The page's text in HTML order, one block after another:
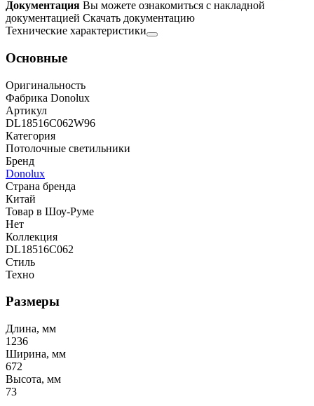
Документация Вы можете ознакомиться с накладной
документацией Скачать документацию
Технические характеристики
Основные
Оригинальность
Фабрика Donolux
Артикул
DL18516C062W96
Категория
Потолочные светильники
Бренд
Donolux
Страна бренда
Китай
Товар в Шоу-Руме
Нет
Коллекция
DL18516C062
Стиль
Техно
Размеры
Длина, мм
1236
Ширина, мм
672
Высота, мм
73